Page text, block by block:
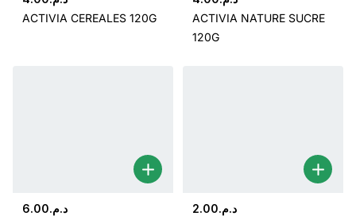
ACTIVIA CEREALES 120G
ACTIVIA NATURE SUCRE
120G
د.م.6.00
د.م.2.00